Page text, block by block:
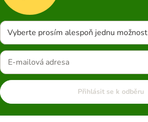
Vyberte prosím alespoň jednu možnost
Přihlásit se k odběru